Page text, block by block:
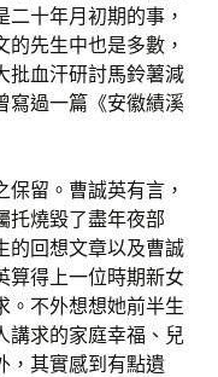
十年月初期的事，
先生中也是多數，
批血汗研討馬鈴薯減
寫過一篇《安徽績溪
留。曹誠英有言，
托燒毀了盡年夜部
的回想文章以及曹誠
算得上一位時期新女
。不外想想她前半生
講求的家庭幸福、兒
，其實感到有點遺